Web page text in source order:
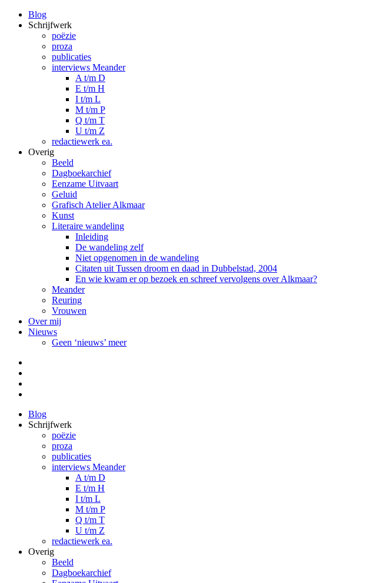
Blog
Schrijfwerk
poëzie
proza
publicaties
interviews Meander
A t/m D
E t/m H
I t/m L
M t/m P
Q t/m T
U t/m Z
redactiewerk ea.
Overig
Beeld
Dagboekarchief
Eenzame Uitvaart
Geluid
Grafisch Atelier Alkmaar
Kunst
Literaire wandeling
Inleiding
De wandeling zelf
Niet opgenomen in de wandeling
Citaten uit Tussen droom en daad in Dubbelstad, 2004
En wie kwam er op bezoek en schreef vervolgens over Alkmaar?
Meander
Reuring
Vrouwen
Over mij
Nieuws
Geen ‘nieuws’ meer
Blog
Schrijfwerk
poëzie
proza
publicaties
interviews Meander
A t/m D
E t/m H
I t/m L
M t/m P
Q t/m T
U t/m Z
redactiewerk ea.
Overig
Beeld
Dagboekarchief